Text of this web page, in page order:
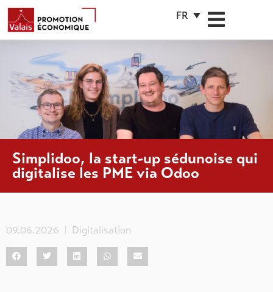
FR
Simplidoo, la start-up sédunoise qui
digitalise les PME via Odoo
09.06.2026 Digitalisation